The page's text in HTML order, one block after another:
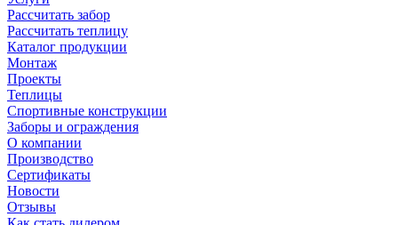
Рассчитать забор
Рассчитать теплицу
Каталог продукции
Монтаж
Проекты
Теплицы
Спортивные конструкции
Заборы и ограждения
О компании
Производство
Сертификаты
Новости
Отзывы